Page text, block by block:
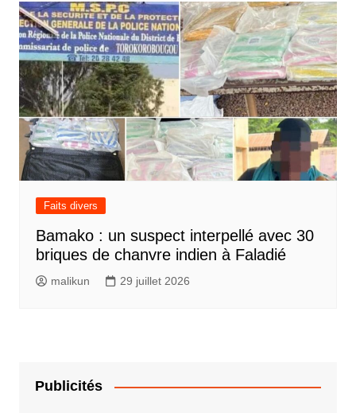
Faits divers
Bamako : un suspect interpellé avec 30
briques de chanvre indien à Faladié
malikun 29 juillet 2026
Publicités